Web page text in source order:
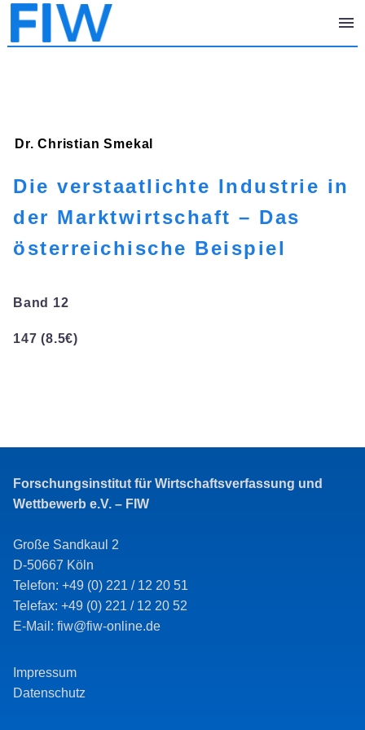
Dr. Christian Smekal
Die verstaatlichte Industrie in
der Marktwirtschaft – Das
österreichische Beispiel
Band 12
147 (8.5€)
Forschungsinstitut für Wirtschaftsverfassung und
Wettbewerb e.V. – FIW
Große Sandkaul 2
D-50667 Köln
Telefon: +49 (0) 221 / 12 20 51
Telefax: +49 (0) 221 / 12 20 52
E-Mail: fiw@fiw-online.de
Impressum
Datenschutz